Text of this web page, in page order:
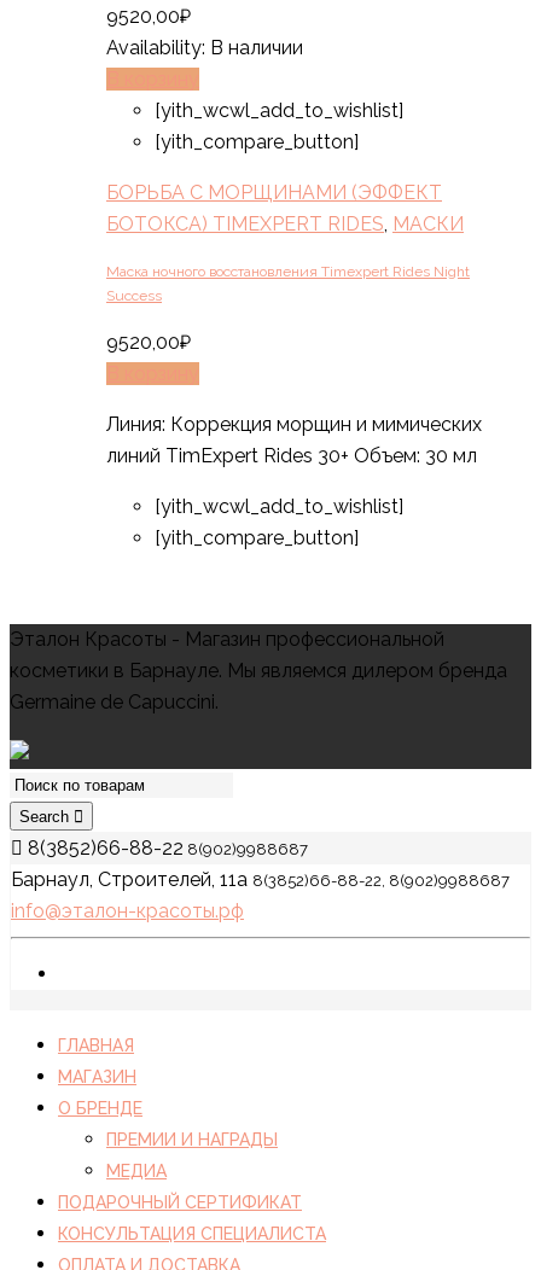
9520,00₽
Availability: В наличии
[yith_wcwl_add_to_wishlist]
[yith_compare_button]
БОРЬБА С МОРЩИНАМИ (ЭФФЕКТ
БОТОКСА) TIMEXPERT RIDES, МАСКИ
Маска ночного восстановления Timexpert Rides Night
Success
9520,00₽
Линия: Коррекция морщин и мимических
линий TimExpert Rides 30+ Объем: 30 мл
[yith_wcwl_add_to_wishlist]
[yith_compare_button]
Эталон Красоты - Магазин профессиональной
косметики в Барнауле. Мы являемся дилером бренда
Germaine de Capuccini.
Search
8(3852)66-88-22 8(902)9988687
Барнаул, Строителей, 11а 8(3852)66-88-22, 8(902)9988687
info@эталон-красоты.рф
ГЛАВНАЯ
МАГАЗИН
О БРЕНДЕ
ПРЕМИИ И НАГРАДЫ
МЕДИА
ПОДАРОЧНЫЙ СЕРТИФИКАТ
КОНСУЛЬТАЦИЯ СПЕЦИАЛИСТА
ОПЛАТА И ДОСТАВКА